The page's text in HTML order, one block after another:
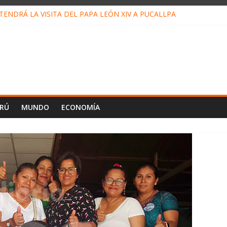
LA VISITA DEL PAPA LEÓN XIV A PUCALLPA
MUNDO ECONOMÍA